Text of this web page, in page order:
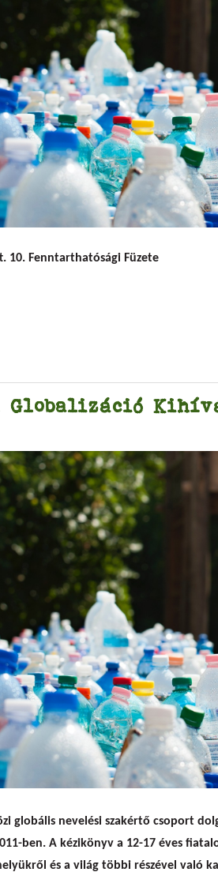
10. Fenntarthatósági Füzete
Globalizáció
globális nevelési szakértő csoport
ben. A kézikönyv a 12-17 éves
és a világ többi részével való